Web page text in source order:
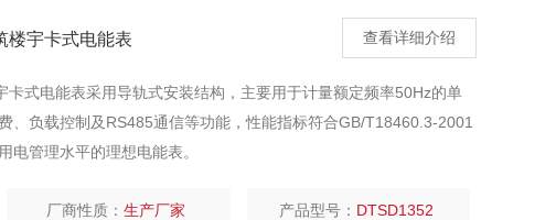
楼宇卡式电能表 查看详细介绍
卡式电能表采用导轨式安装结构，主要用于计量额定频率50Hz的单
、负载控制及RS485通信等功能，性能指标符合GB/T18460.3-2001
电管理水平的理想电能表。
厂商性质：生产厂家 产品型号： DTSD1352